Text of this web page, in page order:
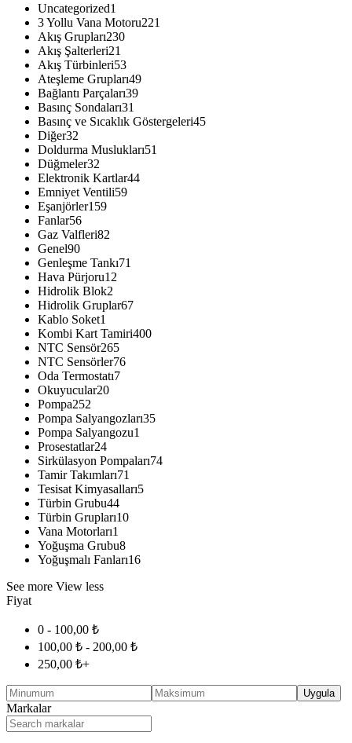
Uncategorized1
3 Yollu Vana Motoru221
Akış Grupları230
Akış Şalterleri21
Akış Türbinleri53
Ateşleme Grupları49
Bağlantı Parçaları39
Basınç Sondaları31
Basınç ve Sıcaklık Göstergeleri45
Diğer32
Doldurma Muslukları51
Düğmeler32
Elektronik Kartlar44
Emniyet Ventili59
Eşanjörler159
Fanlar56
Gaz Valfleri82
Genel90
Genleşme Tankı71
Hava Pürjoru12
Hidrolik Blok2
Hidrolik Gruplar67
Kablo Soket1
Kombi Kart Tamiri400
NTC Sensör265
NTC Sensörler76
Oda Termostatı7
Okuyucular20
Pompa252
Pompa Salyangozları35
Pompa Salyangozu1
Prosestatlar24
Sirkülasyon Pompaları74
Tamir Takımları71
Tesisat Kimyasalları5
Türbin Grubu44
Türbin Grupları10
Vana Motorları1
Yoğuşma Grubu8
Yoğuşmalı Fanları16
See more View less
Fiyat
0 - 100,00 ₺
100,00 ₺ - 200,00 ₺
250,00 ₺+
Uygula
Markalar